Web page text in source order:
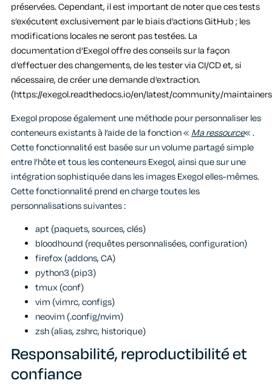
préservées. Cependant, il est important de noter que ces tests
s’exécutent exclusivement par le biais d’actions GitHub ; les
modifications locales ne seront pas testées. La
documentation d’Exegol offre des conseils sur la façon
d’effectuer des changements, de les tester via CI/CD et, si
nécessaire, de créer une demande d’extraction.
(https://exegol.readthedocs.io/en/latest/community/
Exegol propose également une méthode pour personnaliser les
conteneurs existants à l’aide de la fonction « Ma ressource« .
Cette fonctionnalité est basée sur un volume partagé simple
entre l’hôte et tous les conteneurs Exegol, ainsi que sur une
intégration sophistiquée dans les images Exegol elles-mêmes.
Cette fonctionnalité prend en charge toutes les
personnalisations suivantes :
apt (paquets, sources, clés)
bloodhound (requêtes personnalisées, configuration)
firefox (addons, CA)
python3 (pip3)
tmux (conf)
vim (vimrc, configs)
neovim (.config/nvim)
zsh (alias, zshrc, historique)
Responsabilité, reproductibilité et
confiance